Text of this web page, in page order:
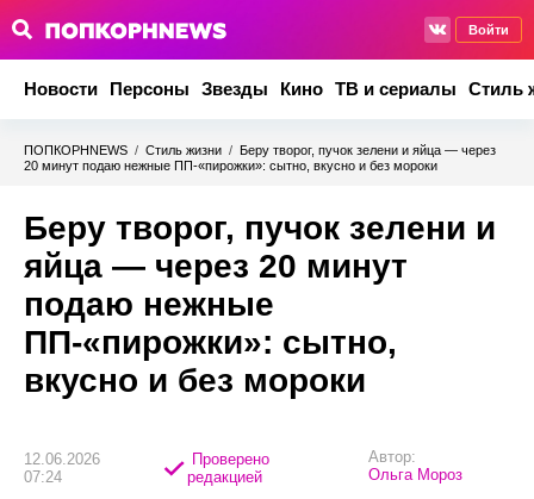
Войти
Новости Персоны Звезды Кино ТВ и сериалы Стиль
ПОПКОРНNEWS / Стиль жизни / Беру творог, пучок зелени и яйца — через
20 минут подаю нежные ПП-«пирожки»: сытно, вкусно и без мороки
Беру творог, пучок зелени и
яйца — через 20 минут
подаю нежные
ПП-«пирожки»: сытно,
вкусно и без мороки
12.06.2026
07:24
Проверено
редакцией
Автор:
Ольга Мороз